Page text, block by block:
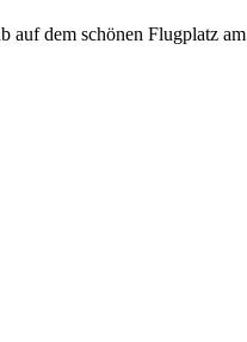
auf dem schönen Flugplatz am